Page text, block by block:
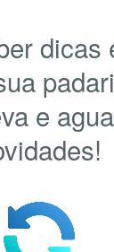
dicas
e